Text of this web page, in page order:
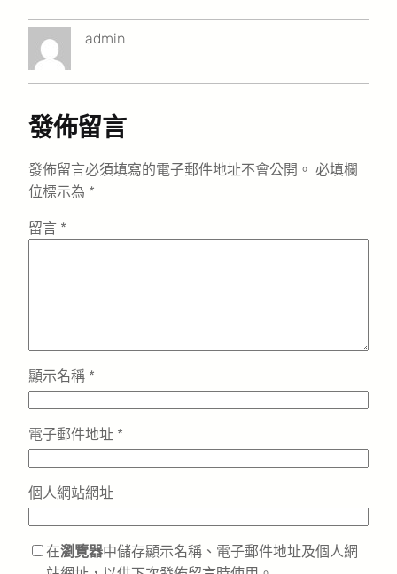
admin
發佈留言
發佈留言必須填寫的電子郵件地址不會公開。 必填欄
位標示為 *
留言 *
顯示名稱 *
電子郵件地址 *
個人網站網址
在瀏覽器中儲存顯示名稱、電子郵件地址及個人網